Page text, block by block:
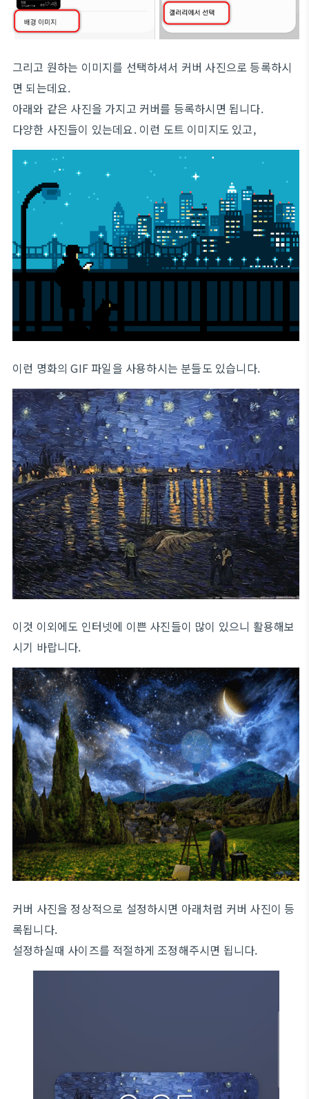
그리고 원하는 이미지를 선택하셔서 커버 사진으로 등록하시
면 되는데요.
아래와 같은 사진을 가지고 커버를 등록하시면 됩니다.
다양한 사진들이 있는데요. 이런 도트 이미지도 있고,
이런 명화의 GIF 파일을 사용하시는 분들도 있습니다.
이것 이외에도 인터넷에 이쁜 사진들이 많이 있으니 활용해보
시기 바랍니다.
커버 사진을 정상적으로 설정하시면 아래처럼 커버 사진이 등
록됩니다.
설정하실때 사이즈를 적절하게 조정해주시면 됩니다.